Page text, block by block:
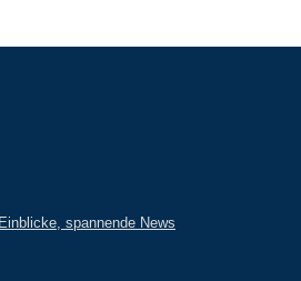
spannende News